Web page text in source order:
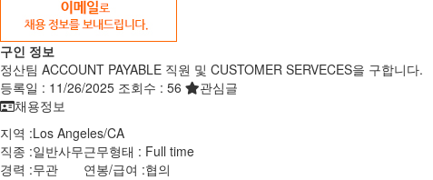
구인 정보
정산팀 ACCOUNT PAYABLE 직원 및 CUSTOMER SERVECES을 구합니다.
등록일 : 11/26/2025 조회수 : 56
관심글
채용정보
지역 :Los Angeles/CA
직종 :일반사무근무형태 : Full time
경력 :무관 연봉/급여 :협의